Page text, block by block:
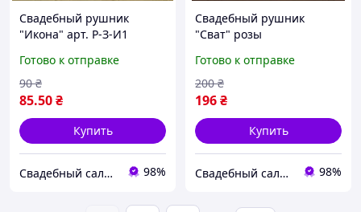
Свадебный рушник
"Икона" арт. Р-З-И1
Готово к отправке
85.50₴
90 ₴
Купить
Свадебный салон "ПРИНЦЕССА" 98%
Свадебный рушник
"Сват" розы
Готово к отправке
196₴
200 ₴
Купить
Свадебный салон "ПРИНЦЕССА" 98%